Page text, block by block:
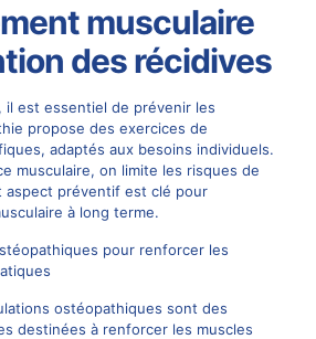
musculaire
des récidives
il est essentiel de prévenir les
propose des exercices de
adaptés aux besoins individuels.
musculaire, on limite les risques de
aspect préventif est clé pour
à long terme.
pour renforcer les
ostéopathiques sont des
destinées à renforcer les muscles